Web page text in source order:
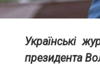
Українські
президента